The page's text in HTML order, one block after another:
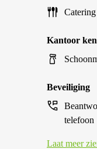
Catering
Kantoor
Beveiliging
telefoon
Laat meer